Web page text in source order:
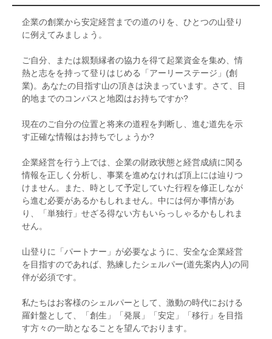
企業の創業から安定経営までの道のりを、ひとつの山登り
に例えてみましょう。
ご自分、または親類縁者の協力を得て起業資金を集め、情
熱と志をを持って登りはじめる「アーリーステージ」(創
業)。あなたの目指す山の頂きは決まっています。さて、目
的地までのコンパスと地図はお持ちですか?
現在のご自分の位置と将来の道程を判断し、進む道先を示
す正確な情報はお持ちでしょうか?
企業経営を行う上では、企業の財政状態と経営成績に関る
情報を正しく分析し、事業を進めなければ頂上には辿りつ
けません。また、時として予定していた行程を修正しなが
ら進む必要があるかもしれません。中には何か事情があ
り、「単独行」せざる得ない方もいらっしゃるかもしれま
せん。
山登りに「パートナー」が必要なように、安全な企業経営
を目指すのであれば、熟練したシェルパー(道先案内人)の同
伴が必須です。
私たちはお客様のシェルパーとして、激動の時代における
羅針盤として、「創生」「発展」「安定」「移行」を目指
す方々の一助となることを望んでおります。